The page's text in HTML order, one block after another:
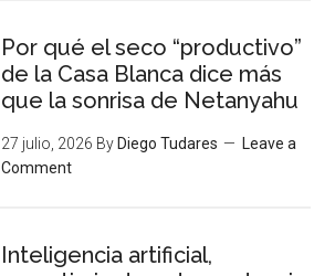
Por qué el seco “productivo”
de la Casa Blanca dice más
que la sonrisa de Netanyahu
27 julio, 2026 By Diego Tudares
Leave a
Comment
Inteligencia artificial,